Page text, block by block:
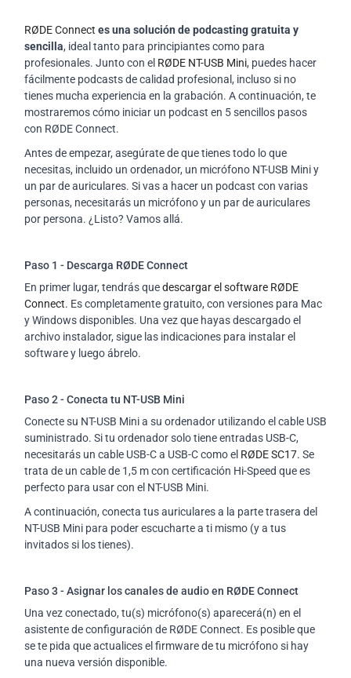
RØDE Connect es una solución de podcasting gratuita y
sencilla, ideal tanto para principiantes como para
profesionales. Junto con el RØDE NT-USB Mini, puedes hacer
fácilmente podcasts de calidad profesional, incluso si no
tienes mucha experiencia en la grabación. A continuación, te
mostraremos cómo iniciar un podcast en 5 sencillos pasos
con RØDE Connect.
Antes de empezar, asegúrate de que tienes todo lo que
necesitas, incluido un ordenador, un micrófono NT-USB Mini y
un par de auriculares. Si vas a hacer un podcast con varias
personas, necesitarás un micrófono y un par de auriculares
por persona. ¿Listo? Vamos allá.
Paso 1 - Descarga RØDE Connect
En primer lugar, tendrás quedescargar el software RØDE
Connect. Es completamente gratuito, con versiones para Mac
y Windows disponibles. Una vez que hayas descargado el
archivo instalador, sigue las indicaciones para instalar el
software y luego ábrelo.
Paso 2 - Conecta tu NT-USB Mini
Conecte su NT-USB Mini a su ordenador utilizando el cable USB
suministrado. Si tu ordenador solo tiene entradas USB-C,
necesitarás un cable USB-C a USB-C como el RØDE SC17. Se
trata de un cable de 1,5 m con certificación Hi-Speed que es
perfecto para usar con el NT-USB Mini.
A continuación, conecta tus auriculares a la parte trasera del
NT-USB Mini para poder escucharte a ti mismo (y a tus
invitados si los tienes).
Paso 3 - Asignar los canales de audio en RØDE Connect
Una vez conectado, tu(s) micrófono(s) aparecerá(n) en el
asistente de configuración de RØDE Connect. Es posible que
se te pida que actualices el firmware de tu micrófono si hay
una nueva versión disponible.